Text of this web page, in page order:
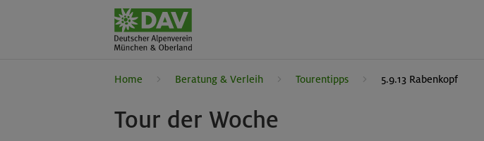
Home Beratung & Verleih Tourentipps 5.9.13 Rabenkopf
Tour der Woche